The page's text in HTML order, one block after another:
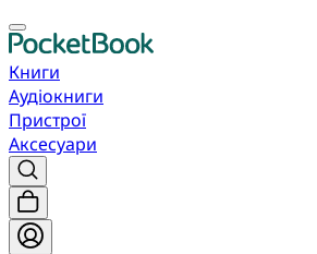
Книги
Аудіокниги
Пристрої
Аксесуари